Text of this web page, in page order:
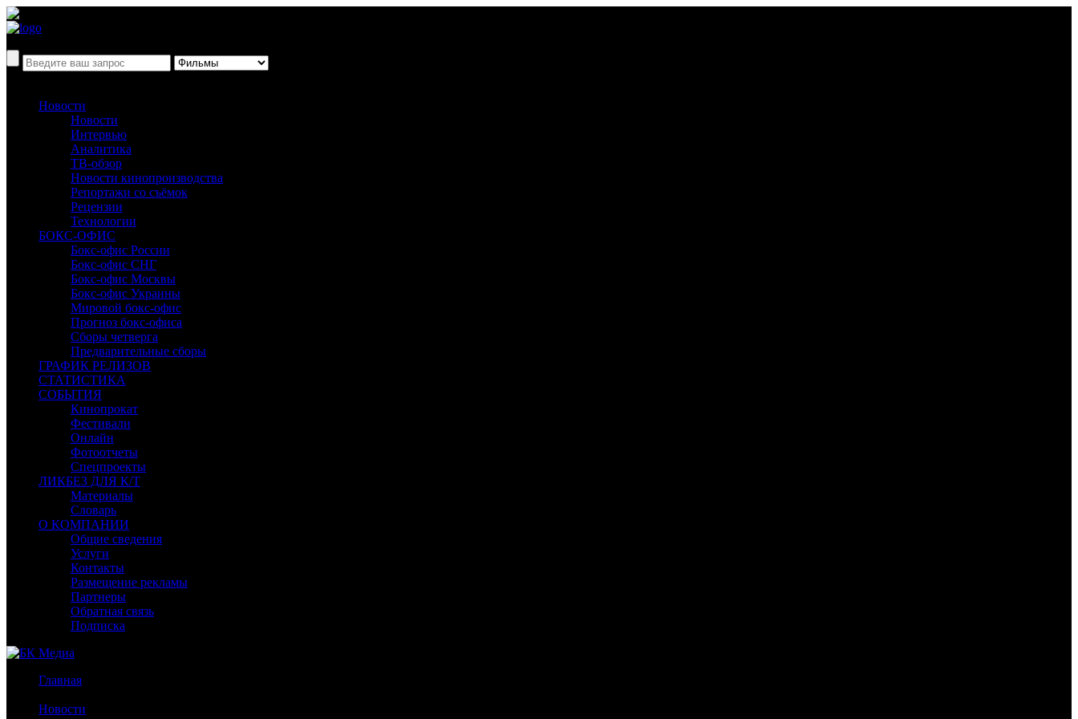
Новости
Новости
Интервью
Аналитика
ТВ-обзор
Новости кинопроизводства
Репортажи со съёмок
Рецензии
Технологии
БОКС-ОФИС
Бокс-офис России
Бокс-офис СНГ
Бокс-офис Москвы
Бокс-офис Украины
Мировой бокс-офис
Прогноз бокс-офиса
Сборы четверга
Предварительные сборы
ГРАФИК РЕЛИЗОВ
СТАТИСТИКА
СОБЫТИЯ
Кинопрокат
Фестивали
Онлайн
Фотоотчеты
Спецпроекты
ЛИКБЕЗ ДЛЯ К/Т
Материалы
Словарь
О КОМПАНИИ
Общие сведения
Услуги
Контакты
Размещение рекламы
Партнеры
Обратная связь
Подписка
Главная
Новости